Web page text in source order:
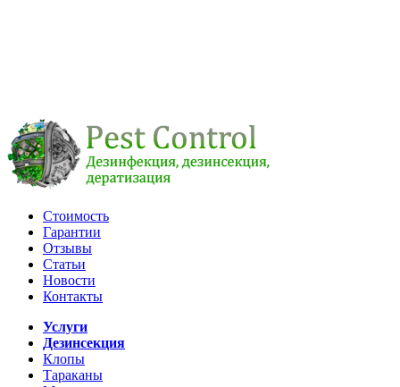
Стоимость
Гарантии
Отзывы
Статьи
Новости
Контакты
Услуги
Дезинсекция
Клопы
Тараканы